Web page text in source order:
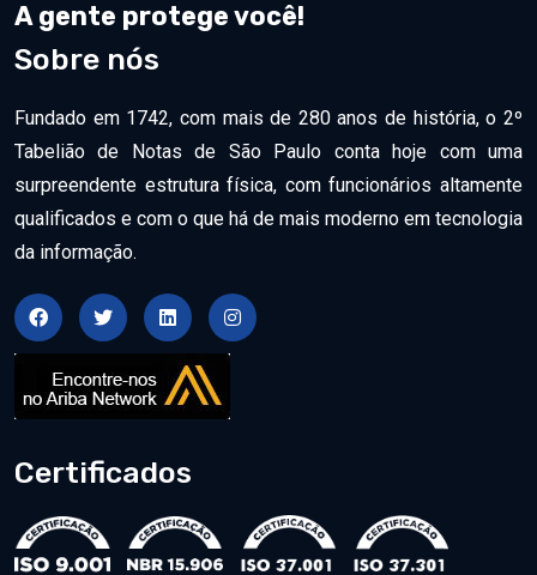
A gente protege você!
Sobre nós
Fundado em 1742, com mais de 280 anos de história, o 2º
Tabelião de Notas de São Paulo conta hoje com uma
surpreendente estrutura física, com funcionários altamente
qualificados e com o que há de mais moderno em tecnologia
da informação.
Certificados